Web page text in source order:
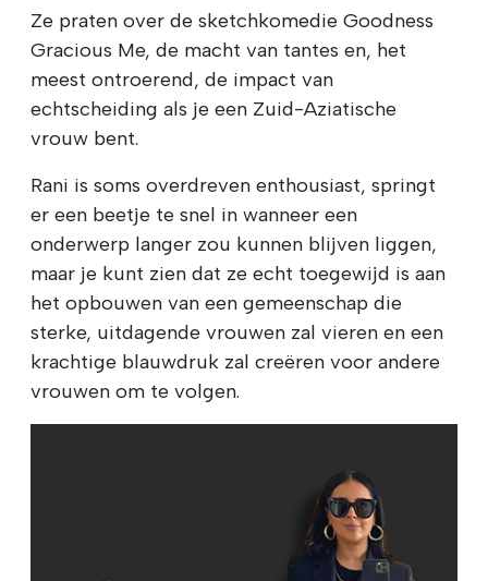
Ze praten over de sketchkomedie Goodness
Gracious Me, de macht van tantes en, het
meest ontroerend, de impact van
echtscheiding als je een Zuid-Aziatische
vrouw bent.
Rani is soms overdreven enthousiast, springt
er een beetje te snel in wanneer een
onderwerp langer zou kunnen blijven liggen,
maar je kunt zien dat ze echt toegewijd is aan
het opbouwen van een gemeenschap die
sterke, uitdagende vrouwen zal vieren en een
krachtige blauwdruk zal creëren voor andere
vrouwen om te volgen.